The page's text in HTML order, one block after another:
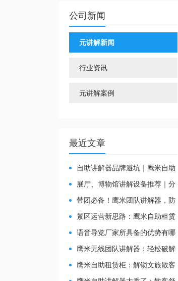
公司新闻
元讲解新闻
行业资讯
元讲解案例
最近文章
自助讲解器品牌避坑｜鹰米自助
讲解器，实测好用不踩雷
展厅、博物馆讲解设备推荐｜分
区讲解系统，解决多团队接待核心
痛点
带团必备！鹰米团队讲解器，防
串音 + 易管理双在线
景区运营新思路：鹰米自助租赁
柜，不只是省了点人工费
​语音导览厂家所具备的优势有哪
些？
鹰米无线团队讲解器：轻松破解
大团队沟通难题
鹰米自助租赁柜：解锁文旅散客
服务新方式，省心又高效